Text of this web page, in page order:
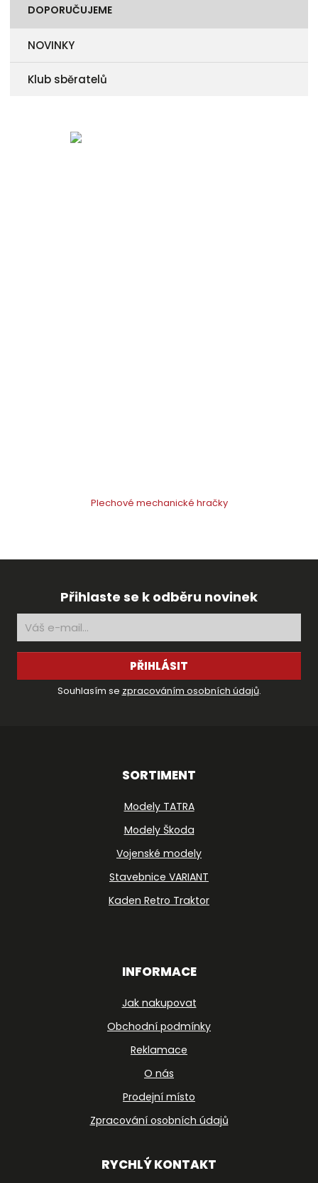
DOPORUČUJEME
NOVINKY
Klub sběratelů
Plechové mechanické hračky
Přihlaste se k odběru novinek
PŘIHLÁSIT
Souhlasím se zpracováním osobních údajů.
SORTIMENT
Modely TATRA
Modely Škoda
Vojenské modely
Stavebnice VARIANT
Kaden Retro Traktor
INFORMACE
Jak nakupovat
Obchodní podmínky
Reklamace
O nás
Prodejní místo
Zpracování osobních údajů
RYCHLÝ KONTAKT